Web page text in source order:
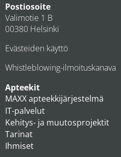
Postiosoite
Valimotie 1 B
00380 Helsinki
Evästeiden käyttö
Whistleblowing-ilmoituskanava
Apteekit
MAXX apteekkijärjestelmä
IT-palvelut
Kehitys- ja muutosprojektit
Tarinat
Ihmiset